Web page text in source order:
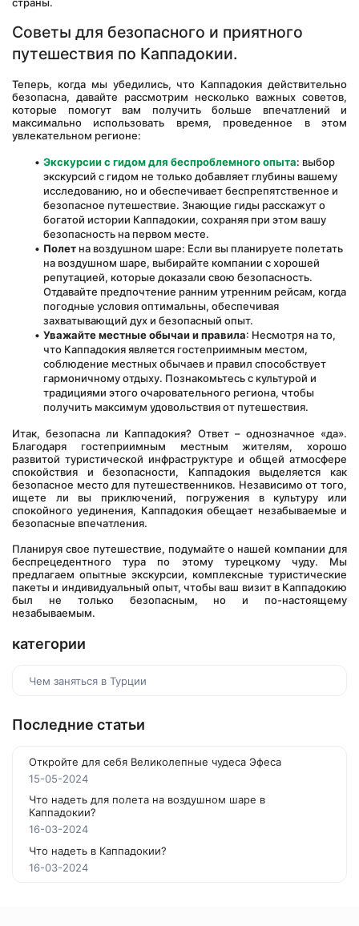
Советы для безопасного и приятного
путешествия по Каппадокии.
Теперь, когда мы убедились, что Каппадокия действительно
безопасна, давайте рассмотрим несколько важных советов,
которые помогут вам получить больше впечатлений и
максимально использовать время, проведенное в этом
увлекательном регионе:
Экскурсии с гидом для беспроблемного опыта: выбор
экскурсий с гидом не только добавляет глубины вашему
исследованию, но и обеспечивает беспрепятственное и
безопасное путешествие. Знающие гиды расскажут о
богатой истории Каппадокии, сохраняя при этом вашу
безопасность на первом месте.
Полет на воздушном шаре: Если вы планируете полетать
на воздушном шаре, выбирайте компании с хорошей
репутацией, которые доказали свою безопасность.
Отдавайте предпочтение ранним утренним рейсам, когда
погодные условия оптимальны, обеспечивая
захватывающий дух и безопасный опыт.
Уважайте местные обычаи и правила: Несмотря на то,
что Каппадокия является гостеприимным местом,
соблюдение местных обычаев и правил способствует
гармоничному отдыху. Познакомьтесь с культурой и
традициями этого очаровательного региона, чтобы
получить максимум удовольствия от путешествия.
Итак, безопасна ли Каппадокия? Ответ – однозначное «да».
Благодаря гостеприимным местным жителям, хорошо
развитой туристической инфраструктуре и общей атмосфере
спокойствия и безопасности, Каппадокия выделяется как
безопасное место для путешественников. Независимо от того,
ищете ли вы приключений, погружения в культуру или
спокойного уединения, Каппадокия обещает незабываемые и
безопасные впечатления.
Планируя свое путешествие, подумайте о нашей компании для
беспрецедентного тура по этому турецкому чуду. Мы
предлагаем опытные экскурсии, комплексные туристические
пакеты и индивидуальный опыт, чтобы ваш визит в Каппадокию
был не только безопасным, но и по-настоящему
незабываемым.
категории
Чем заняться в Турции
Последние статьи
Откройте для себя Великолепные чудеса Эфеса
15-05-2024
Что надеть для полета на воздушном шаре в
Каппадокии?
16-03-2024
Что надеть в Каппадокии?
16-03-2024